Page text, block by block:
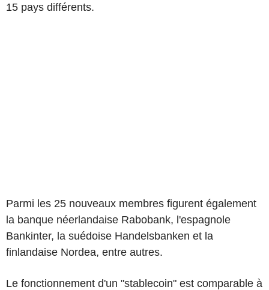
15 pays différents.
Parmi les 25 nouveaux membres figurent également
la banque néerlandaise Rabobank, l'espagnole
Bankinter, la suédoise Handelsbanken et la
finlandaise Nordea, entre autres.
Le fonctionnement d'un "stablecoin" est comparable à